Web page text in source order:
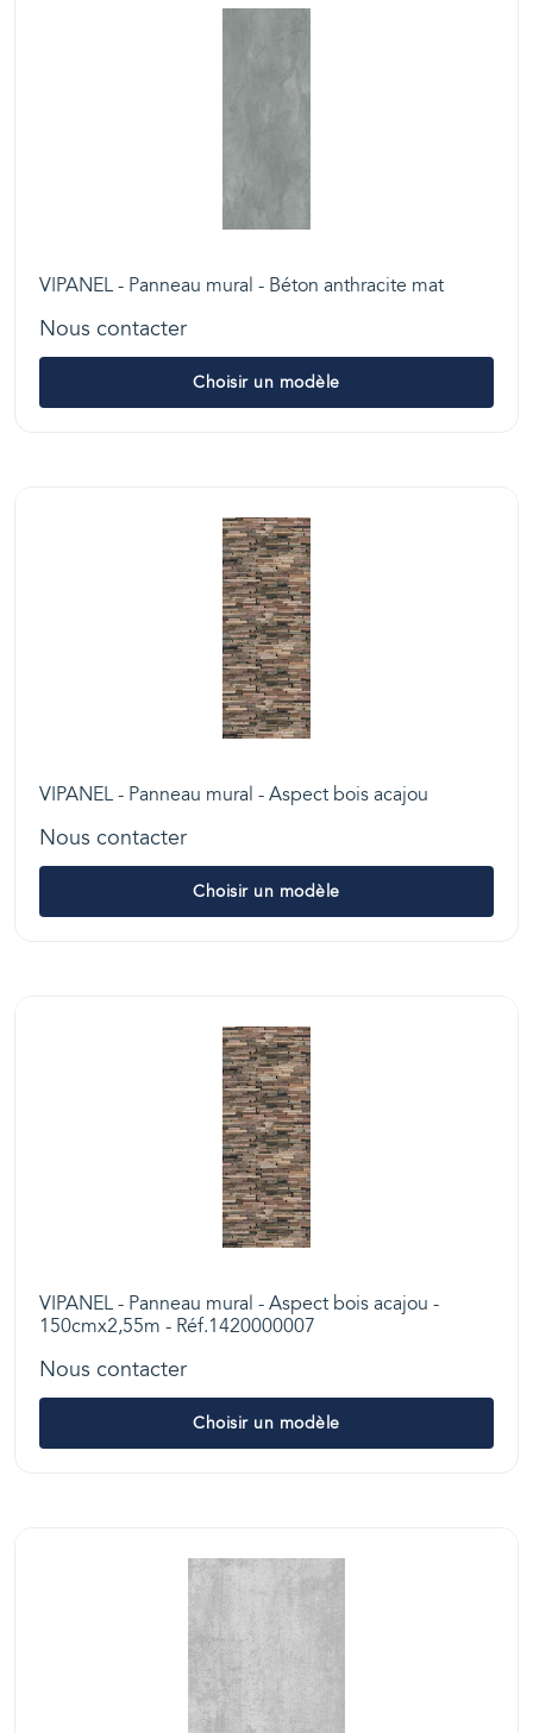
VIPANEL - Panneau mural - Béton anthracite mat
Nous contacter
Choisir un modèle
VIPANEL - Panneau mural - Aspect bois acajou
Nous contacter
Choisir un modèle
VIPANEL - Panneau mural - Aspect bois acajou -
150cmx2,55m - Réf.1420000007
Nous contacter
Choisir un modèle